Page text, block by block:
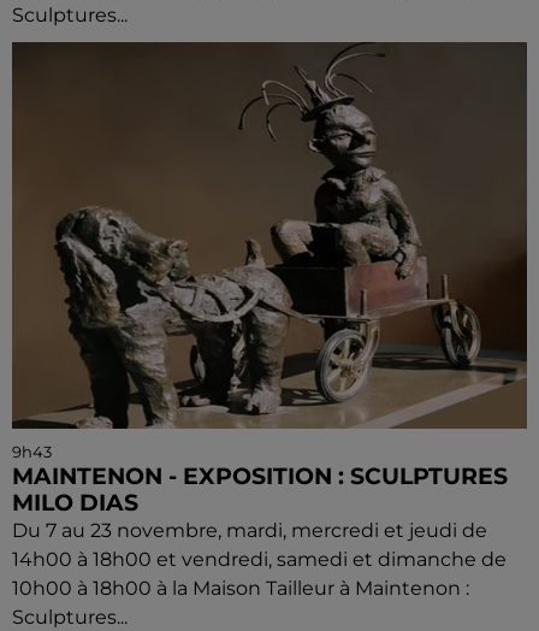
Sculptures...
9h43
MAINTENON - EXPOSITION : SCULPTURES
MILO DIAS
Du 7 au 23 novembre, mardi, mercredi et jeudi de
14h00 à 18h00 et vendredi, samedi et dimanche de
10h00 à 18h00 à la Maison Tailleur à Maintenon :
Sculptures...